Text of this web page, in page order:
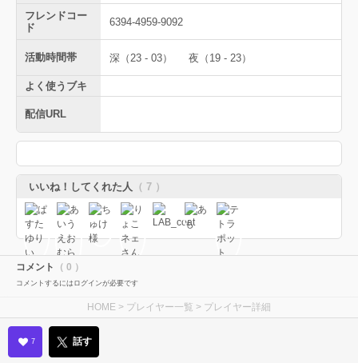
フレンドコー
ド
6394-4959-9092
活動時間帯 深（23 - 03） 夜（19 - 23）
よく使うブキ
配信URL
いいね！してくれた人 （ 7 ）
コメント （ 0 ）
コメントするにはログインが必要です
HOME > プレイヤー一覧 > プレイヤー詳細
7 話す